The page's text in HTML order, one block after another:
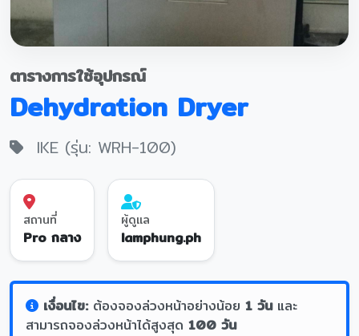
ตารางการใช้อุปกรณ์
Dehydration Dryer
IKE (รุ่น: WRH-100)
สถานที่
Pro กลาง
ผู้ดูแล
lamphung.ph
เงื่อนไข:ต้องจองล่วงหน้าอย่างน้อย 1 วันและ
สามารถจองล่วงหน้าได้สูงสุด 100 วัน